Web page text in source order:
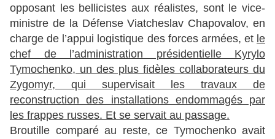
opposant les bellicistes aux réalistes, sont le vice-
ministre de la Défense Viatcheslav Chapovalov, en
charge de l’appui logistique des forces armées, et le
chef de l’administration présidentielle Kyrylo
Tymochenko, un des plus fidèles collaborateurs du
Zygomyr, qui supervisait les travaux de
reconstruction des installations endommagés par
les frappes russes. Et se servait au passage.
Broutille comparé au reste, ce Tymochenko avait